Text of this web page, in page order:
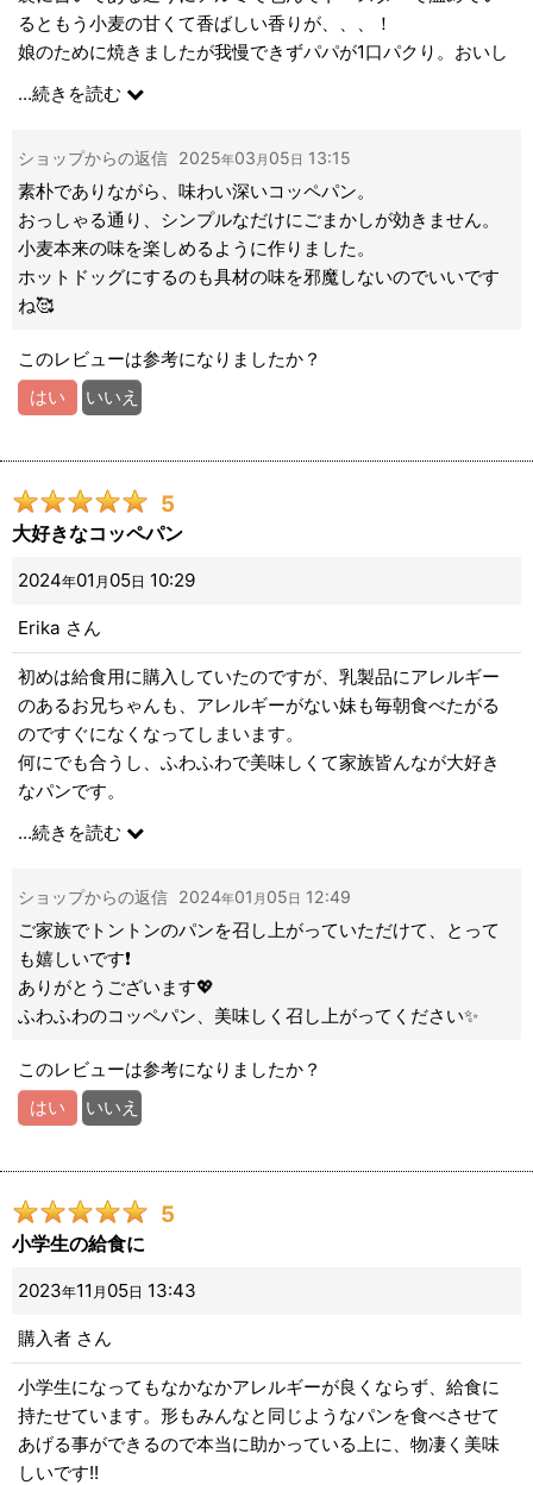
るともう小麦の甘くて香ばしい香りが、、、！
娘のために焼きましたが我慢できずパパが1口パクり。おいし
小麦の香りがぶわーっと鼻をかけぬけて、甘みが広がりま
こんなにしみじみおいし〜！と感じるパンには出会ったこと
がありませんでした衝撃です。
シンプルな材料なのに美味しい、なかなか誤魔化せないから
本当にすごい！
アレルギー関係無しにみんなに食べてほしいパンです。
きれず口と手で綱引きして食いちぎりながら頑張って食べて
いました笑
食べては握りしめて潰れたコッペパンを見せつけてきて「ん
ましたが何だかんだ毎度完食するので感心(親バカ)。
いまの月齢だと個人的にはロールパンの方が食べやすさ的に
もう少し大きくなったらこのパンでホットドッグを一緒に作
って食べたいななんて想像しています。
...続きを読む
ショップからの返信 2025年03 月 05日 13:15
素朴でありながら、味わい深いコッペパン。
おっしゃる通り、シンプルなだけにごまかしが効きません。
小麦本来の味を楽しめるように作りました。
ホットドッグにするのも具材の味を邪魔しないのでいいです
ね🥰
このレビューは参考になりましたか？
はい
いいえ
5
大好きなコッペパン
2024年01 月 05日 10:29
Erika さん
初めは給食用に購入していたのですが、乳製品にアレルギー
のあるお兄ちゃんも、アレルギーがない妹も毎朝食べたがる
のですぐになくなってしまいます。
何にでも合うし、ふわふわで美味しくて家族皆んなが大好き
なパンです。
いつもありがとうございます。
...続きを読む
ショップからの返信 2024年01 月 05日 12:49
ご家族でトントンのパンを召し上がっていただけて、とって
も嬉しいです❗️
ありがとうございます💖
ふわふわのコッペパン、美味しく召し上がってください✨
このレビューは参考になりましたか？
はい
いいえ
5
小学生の給食に
2023年11 月 05日 13:43
購入者 さん
小学生になってもなかなかアレルギーが良くならず、給食に
持たせています。形もみんなと同じようなパンを食べさせて
あげる事ができるので本当に助かっている上に、物凄く美味
しいです!!